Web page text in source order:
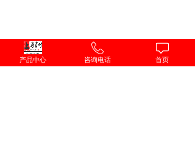
产品中心 咨询电话 首页